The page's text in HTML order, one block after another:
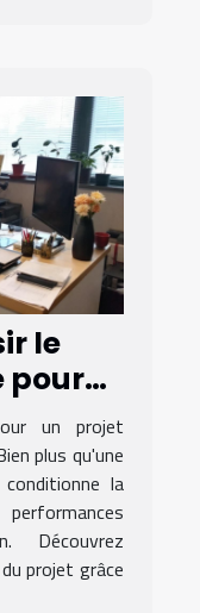
le
pour
un projet
plus qu'une
la
Découvrez
projet grâce